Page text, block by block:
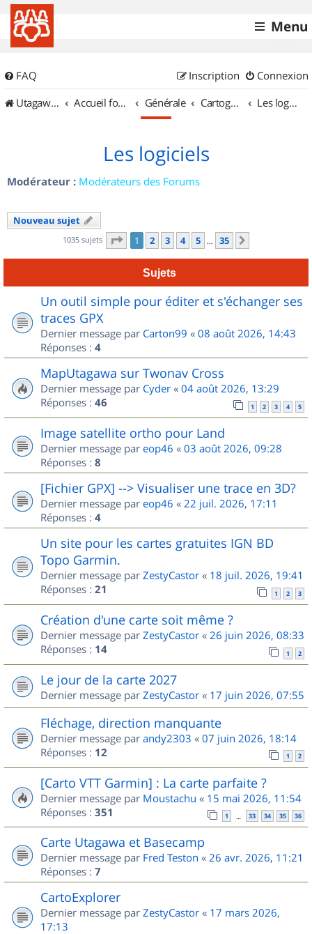
Menu
FAQ Connexion
Inscription
UtagawaVTT (Randos VTT et VTTAE avec traces GPS)
Accueil forum Générale Cartographie et GPS Les logiciels
Les logiciels
Modérateur : Modérateurs des Forums
Nouveau sujet
1035 sujets Page 1sur
1 2 3 4 5 … 35
Sujets
Un outil simple pour éditer et s'échanger ses
traces GPX
Dernier message par Carton99 « 08 août 2026, 14:43
Réponses : 4
MapUtagawa sur Twonav Cross
Dernier message par Cyder « 04 août 2026, 13:29
Réponses : 46 1 2 3 4 5
Image satellite ortho pour Land
Dernier message par eop46 « 03 août 2026, 09:28
Réponses : 8
[Fichier GPX] --> Visualiser une trace en 3D?
Dernier message par eop46 « 22 juil. 2026, 17:11
Réponses : 4
Un site pour les cartes gratuites IGN BD
Topo Garmin.
Dernier message par ZestyCastor « 18 juil. 2026, 19:41
Réponses : 21 1 2 3
Création d'une carte soit même ?
Dernier message par ZestyCastor « 26 juin 2026, 08:33
Réponses : 14 1 2
Le jour de la carte 2027
Dernier message par ZestyCastor « 17 juin 2026, 07:55
Fléchage, direction manquante
Dernier message par andy2303 « 07 juin 2026, 18:14
Réponses : 12 1 2
[Carto VTT Garmin] : La carte parfaite ?
Dernier message par Moustachu « 15 mai 2026, 11:54
Réponses : 351 1 … 33 34 35 36
Carte Utagawa et Basecamp
Dernier message par Fred Teston « 26 avr. 2026, 11:21
Réponses : 7
CartoExplorer
Dernier message par ZestyCastor « 17 mars 2026,
17:13